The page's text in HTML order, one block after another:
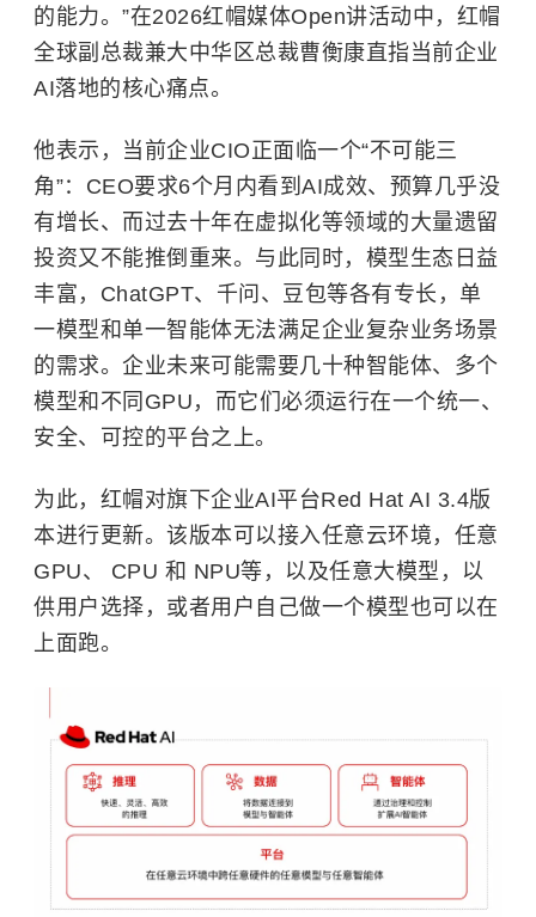
的能力。”在2026红帽媒体Open讲活动中，红帽
全球副总裁兼大中华区总裁曹衡康直指当前企业
AI落地的核心痛点。
他表示，当前企业CIO正面临一个“不可能三
角”：CEO要求6个月内看到AI成效、预算几乎没
有增长、而过去十年在虚拟化等领域的大量遗留
投资又不能推倒重来。与此同时，模型生态日益
丰富，ChatGPT、千问、豆包等各有专长，单
一模型和单一智能体无法满足企业复杂业务场景
的需求。企业未来可能需要几十种智能体、多个
模型和不同GPU，而它们必须运行在一个统一、
安全、可控的平台之上。
为此，红帽对旗下企业AI平台Red Hat AI 3.4版
本进行更新。该版本可以接入任意云环境，任意
GPU、 CPU 和 NPU等，以及任意大模型，以
供用户选择，或者用户自己做一个模型也可以在
上面跑。